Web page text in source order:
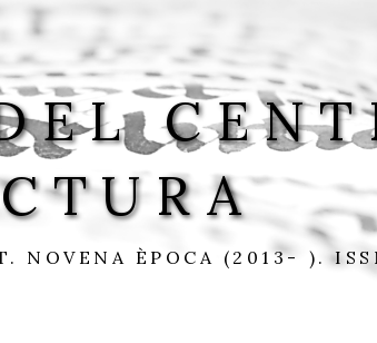
NOVENA ÈPOCA (2013- ).